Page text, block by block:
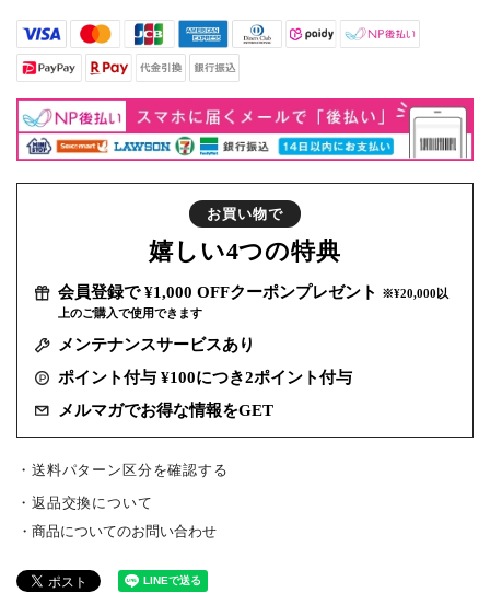
お買い物で
嬉しい4つの特典
会員登録で ¥1,000 OFFクーポンプレゼント
※¥20,000以
上のご購入で使用できます
メンテナンスサービスあり
ポイント付与 ¥100につき2ポイント付与
メルマガでお得な情報をGET
・送料パターン区分を確認する
返品交換について
商品についてのお問い合わせ